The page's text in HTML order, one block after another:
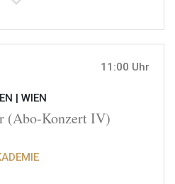
11:00 Uhr
| WIEN
(Abo-Konzert IV)